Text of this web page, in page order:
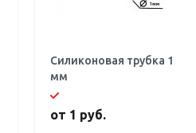
Силиконовая трубка 1
мм
от 1 руб.